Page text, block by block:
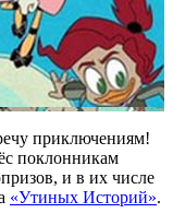
приключениям!
поклонникам
и в их числе
«Утиных Историй».